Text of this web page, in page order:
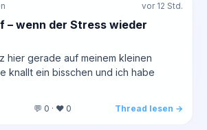
vor 12 Std.
– wenn der Stress wieder
hier gerade auf meinem kleinen
knallt ein bisschen und ich habe
💬 0 · ❤️ 0 Thread lesen →